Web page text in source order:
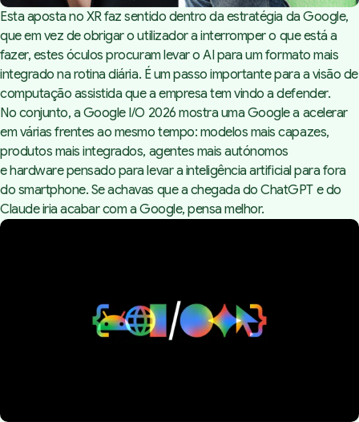
Esta aposta no XR faz sentido dentro da estratégia da Google,
que em vez de obrigar o utilizador a interromper o que está a
fazer, estes óculos procuram levar o AI para um formato mais
integrado na rotina diária. É um passo importante para a visão de
computação assistida que a empresa tem vindo a defender.
No conjunto, a Google I/O 2026 mostra uma Google a acelerar
em várias frentes ao mesmo tempo: modelos mais capazes,
produtos mais integrados, agentes mais autónomos
e hardware pensado para levar a inteligência artificial para fora
do smartphone. Se achavas que a chegada do ChatGPT e do
Claude iria acabar com a Google, pensa melhor.